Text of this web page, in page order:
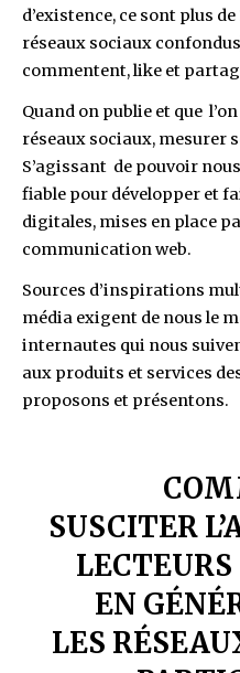
d’existence, ce sont plus de
réseaux sociaux
commentent, like et
Quand on publie et que
réseaux sociaux, mesurer
S’agissant de pouvoir
fiable pour développer et
digitales, mises en place
communication web.
Sources d’inspirations
média exigent de nous le
internautes qui nous
aux produits et services
proposons et présentons.
SUSCITER
EN
LES